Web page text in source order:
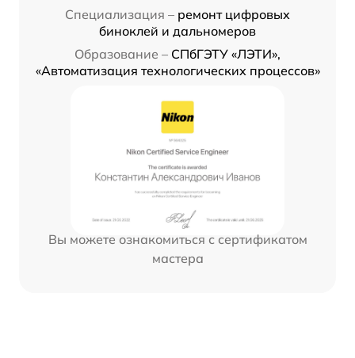
Специализация – ремонт цифровых
биноклей и дальномеров
Образование – СПбГЭТУ «ЛЭТИ»,
«Автоматизация технологических процессов»
Вы можете ознакомиться с сертификатом
мастера